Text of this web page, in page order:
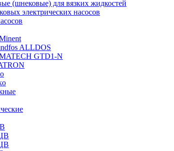
(шнековые) для вязких жидкостей
электрических насосов
ALLDOS
GTD1-N